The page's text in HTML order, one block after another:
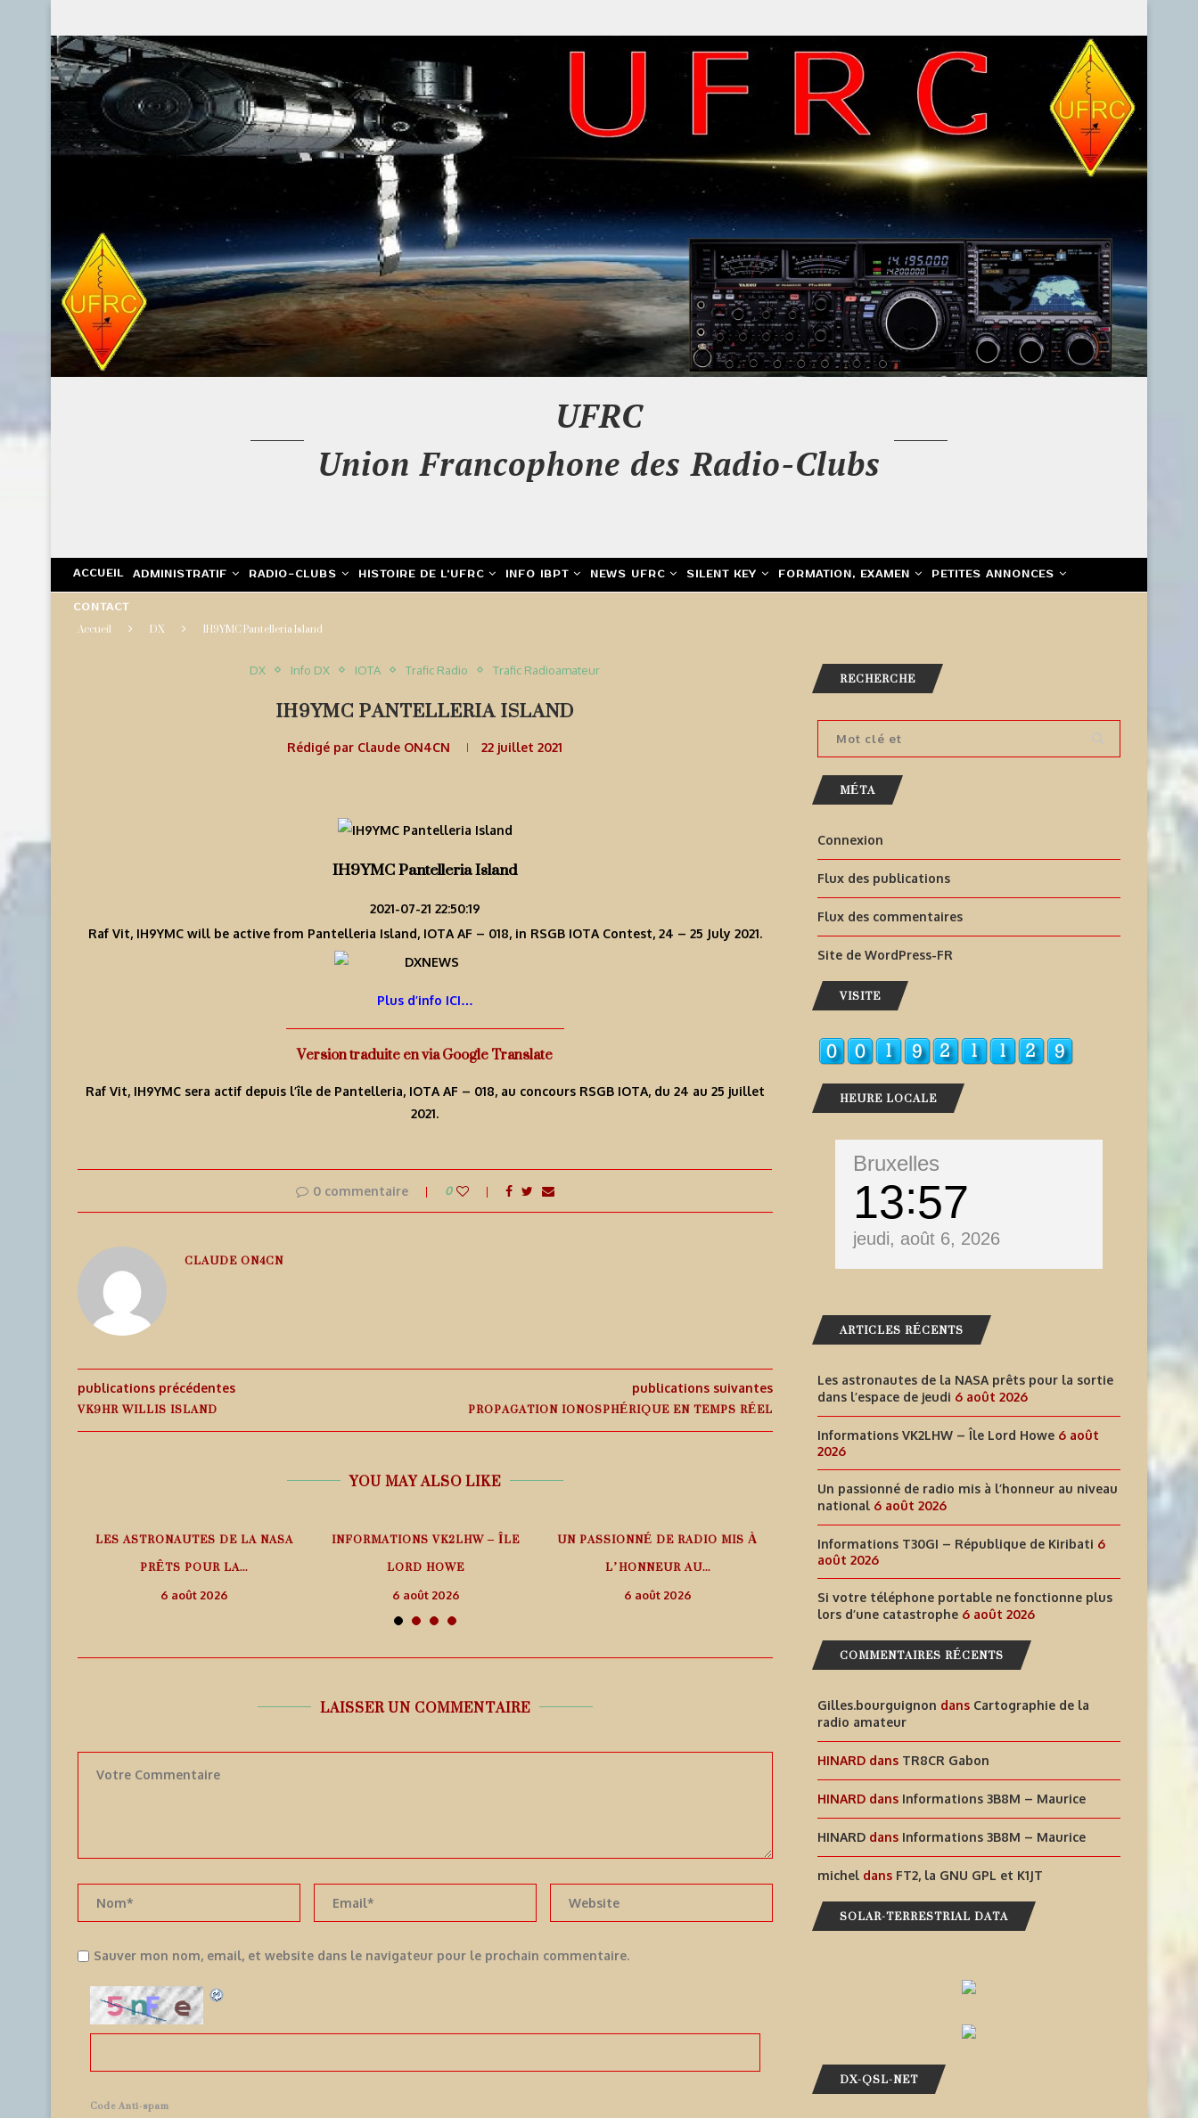
UFRC
Union Francophone des Radio-Clubs
ACCUEIL ADMINISTRATIF RADIO-CLUBS HISTOIRE DE L’UFRC INFO IBPT NEWS UFRC SILENT KEY FORMATION, EXAMEN PETITES ANNONCES
CONTACT
Accueil DX IH9YMC Pantelleria Island
DX Info DX IOTA Trafic Radio Trafic Radioamateur
IH9YMC PANTELLERIA ISLAND
Rédigé par Claude ON4CN 22 juillet 2021
IH9YMC Pantelleria Island
2021-07-21 22:50:19
Raf Vit, IH9YMC will be active from Pantelleria Island, IOTA AF – 018, in RSGB IOTA Contest, 24 – 25 July 2021.
Plus d’info ICI…
Version traduite en via Google Translate
Raf Vit, IH9YMC sera actif depuis l’île de Pantelleria, IOTA AF – 018, au concours RSGB IOTA, du 24 au 25 juillet
2021.
0 commentaire 0
CLAUDE ON4CN
publications précédentes
VK9HR WILLIS ISLAND
publications suivantes
PROPAGATION IONOSPHÉRIQUE EN TEMPS RÉEL
YOU MAY ALSO LIKE
LES ASTRONAUTES DE LA NASA
PRÊTS POUR LA...
6 août 2026
INFORMATIONS VK2LHW – ÎLE
LORD HOWE
6 août 2026
UN PASSIONNÉ DE RADIO MIS À
L’HONNEUR AU...
6 août 2026
INFORMATIONS T30GI –
RÉPUBLIQUE DE KIRIBATI
6 août 2026
SI VOTRE TÉLÉPHONE
NE FONCTIONNE PLUS
6 août 2026
LAISSER UN COMMENTAIRE
Sauver mon nom, email, et website dans le navigateur pour le prochain commentaire.
Code Anti-spam
RECHERCHE
MÉTA
Connexion
Flux des publications
Flux des commentaires
Site de WordPress-FR
VISITE
HEURE LOCALE
Bruxelles
13 57
jeudi, août 6, 2026
ARTICLES RÉCENTS
Les astronautes de la NASA prêts pour la sortie
dans l’espace de jeudi 6 août 2026
Informations VK2LHW – Île Lord Howe 6 août
2026
Un passionné de radio mis à l’honneur au niveau
national 6 août 2026
Informations T30GI – République de Kiribati 6
août 2026
Si votre téléphone portable ne fonctionne plus
lors d’une catastrophe 6 août 2026
COMMENTAIRES RÉCENTS
Gilles.bourguignon dans Cartographie de la
radio amateur
HINARD dans TR8CR Gabon
HINARD dans Informations 3B8M – Maurice
HINARD dans Informations 3B8M – Maurice
michel dans FT2, la GNU GPL et K1JT
SOLAR-TERRESTRIAL DATA
DX-QSL-NET